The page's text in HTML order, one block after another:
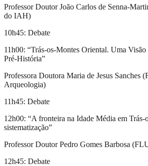
Professor Doutor João Carlos de Senna-
do IAH)
10h45: Debate
11h00: “Trás-os-Montes Oriental. Uma Visão
Pré-História”
Professora Doutora Maria de Jesus Sanches
Arqueologia)
11h45: Debate
12h00: “A fronteira na Idade Média em Trás-
sistematização”
Professor Doutor Pedro Gomes Barbosa
12h45: Debate